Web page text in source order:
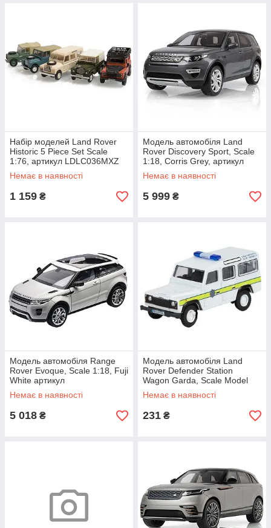
Набір моделей Land Rover
Historic 5 Piece Set Scale
1:76, артикул LDLC036MXZ
Немає в наявності
1 159 ₴
Модель автомобіля Land
Rover Discovery Sport, Scale
1:18, Corris Grey, артикул
LDDC005GYW
Немає в наявності
5 999 ₴
Модель автомобіля Range
Rover Evoque, Scale 1:18, Fuji
White артикул
LRDCAWELEVOGTW
Немає в наявності
5 018 ₴
Модель автомобіля Land
Rover Defender Station
Wagon Garda, Scale Model
1:76, Fuji White артикул
LBDC543WTA
Немає в наявності
231 ₴